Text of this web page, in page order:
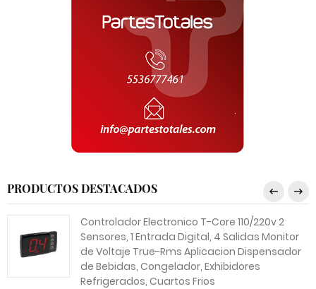
PRODUCTOS DESTACADOS
Controlador Electronico T-Core 110/220v 2
Sensores, 1 Entrada Digital, 4 Salidas Monitor
de Voltaje True-Rms Aplicacion Dispensador
de Bebidas, Congelador, Exhibidores
Refrigerados, Cuartos Frios